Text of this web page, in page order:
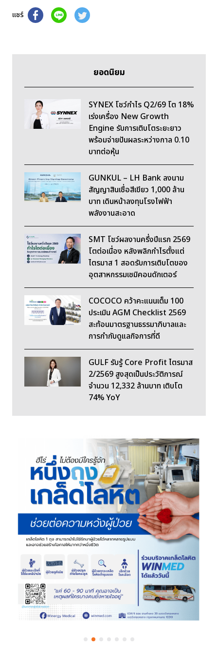
แชร์
ยอดนิยม
SYNEX โชว์กำไร Q2/69 โต 18%
เร่งเครื่อง New Growth
Engine รับการเติบโตระยะยาว
พร้อมจ่ายปันผลระหว่างกาล 0.10
บาทต่อหุ้น
GUNKUL – LH Bank ลงนาม
สัญญาสินเชื่อสีเขียว 1,000 ล้าน
บาท เดินหน้าลงทุนโรงไฟฟ้า
พลังงานสะอาด
SMT โชว์ผลงานครึ่งปีแรก 2569
โตต่อเนื่อง หลังพลิกกำไรตั้งแต่
ไตรมาส 1 สอดรับการเติบโตของ
อุตสาหกรรมเซมิคอนดักเตอร์
COCOCO คว้าคะแนนเต็ม 100
ประเมิน AGM Checklist 2569
สะท้อนมาตรฐานธรรมาภิบาลและ
การกำกับดูแลกิจการที่ดี
GULF รับรู้ Core Profit ไตรมาส
2/2569 สูงสุดเป็นประวัติการณ์
จำนวน 12,332 ล้านบาท เติบโต
74% YoY